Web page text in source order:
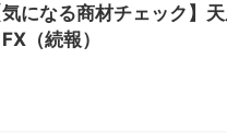
気になる商材チェック】
（続報）